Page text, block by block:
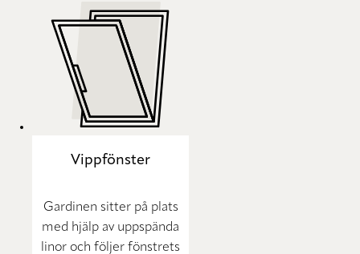
Vippfönster
Gardinen sitter på plats
med hjälp av uppspända
linor och följer fönstrets